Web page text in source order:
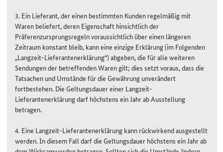
3. Ein Lieferant, der einen bestimmten Kunden regelmäßig mit
Waren beliefert, deren Eigenschaft hinsichtlich der
Präferenzursprungsregeln voraussichtlich über einen längeren
Zeitraum konstant bleib, kann eine einzige Erklärung (im Folgenden
„Langzeit-Lieferantenerklärung“) abgeben, die für alle weiteren
Sendungen der betreffenden Waren gilt; dies setzt voraus, dass die
Tatsachen und Umstände für die Gewährung unverändert
fortbestehen. Die Geltungsdauer einer Langzeit-
Lieferantenerklärung darf höchstens ein Jahr ab Ausstellung
betragen.
4. Eine Langzeit-Lieferantenerklärung kann rückwirkend ausgestellt
werden. In diesem Fall darf die Geltungsdauer höchstens ein Jahr ab